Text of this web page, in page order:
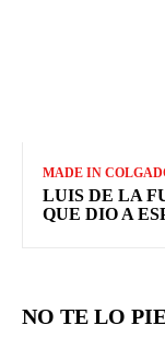
MADE IN
LUIS DE LA
QUE DIO A
NO TE LO